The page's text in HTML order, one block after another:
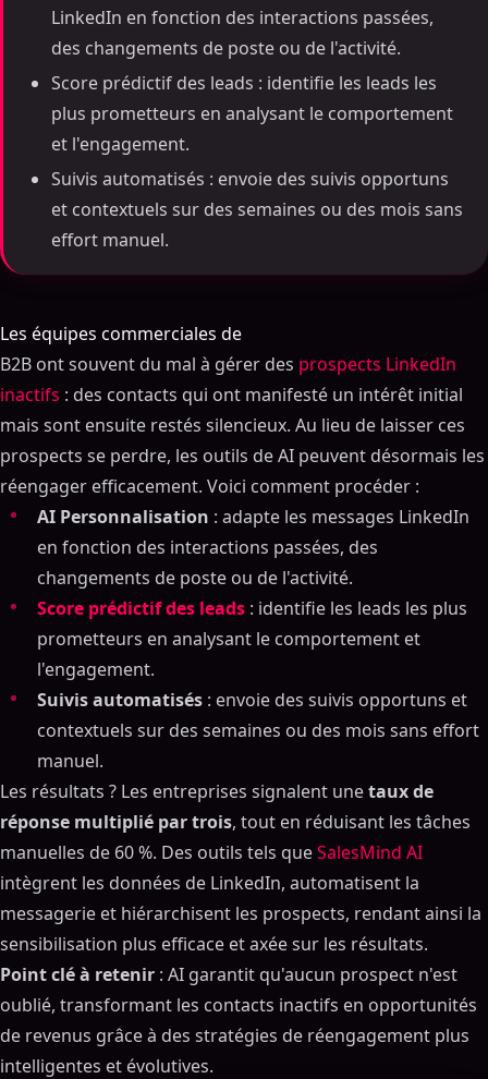
LinkedIn en fonction des interactions passées,
des changements de poste ou de l'activité.
Score prédictif des leads : identifie les leads les
plus prometteurs en analysant le comportement
et l'engagement.
Suivis automatisés : envoie des suivis opportuns
et contextuels sur des semaines ou des mois sans
effort manuel.
Les équipes commerciales de
B2B ont souvent du mal à gérer des prospects LinkedIn
inactifs : des contacts qui ont manifesté un intérêt initial
mais sont ensuite restés silencieux. Au lieu de laisser ces
prospects se perdre, les outils de AI peuvent désormais les
réengager efficacement. Voici comment procéder :
AI Personnalisation : adapte les messages LinkedIn
en fonction des interactions passées, des
changements de poste ou de l'activité.
Score prédictif des leads : identifie les leads les plus
prometteurs en analysant le comportement et
l'engagement.
Suivis automatisés : envoie des suivis opportuns et
contextuels sur des semaines ou des mois sans effort
manuel.
Les résultats ? Les entreprises signalent unetaux de
réponse multiplié par trois, tout en réduisant les tâches
manuelles de 60 %. Des outils tels queSalesMind AI
intègrent les données de LinkedIn, automatisent la
messagerie et hiérarchisent les prospects, rendant ainsi la
sensibilisation plus efficace et axée sur les résultats.
Point clé à retenir : AI garantit qu'aucun prospect n'est
oublié, transformant les contacts inactifs en opportunités
de revenus grâce à des stratégies de réengagement plus
intelligentes et évolutives.